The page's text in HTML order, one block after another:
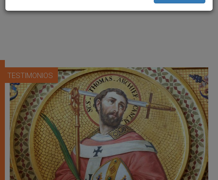
TESTIMONIOS